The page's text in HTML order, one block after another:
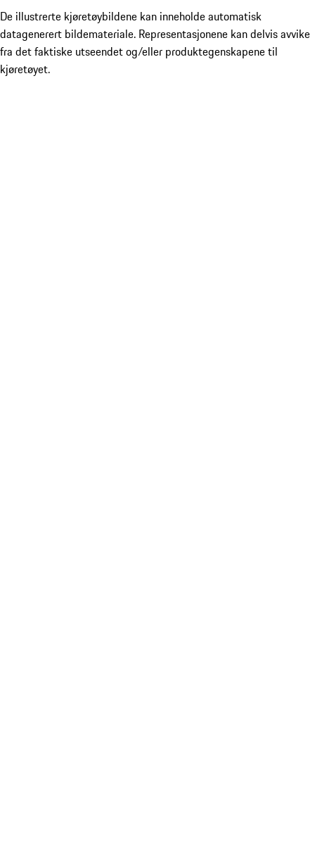
De illustrerte kjøretøybildene kan inneholde automatisk
datagenerert bildemateriale. Representasjonene kan delvis avvike
fra det faktiske utseendet og/eller produktegenskapene til
kjøretøyet.